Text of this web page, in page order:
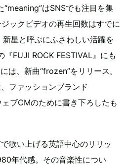
“meaning”はSNSでも注目を集
ックビデオの再生回数はすでに
星と呼ぶにふさわしい活躍を
FUJI ROCK FESTIVAL』にも
は、新曲“frozen”をリリース。
ファッションブランド
ェブCMのために書き下ろしたも
歌い上げる英語中心のリリッ
年代感。その音楽性につい